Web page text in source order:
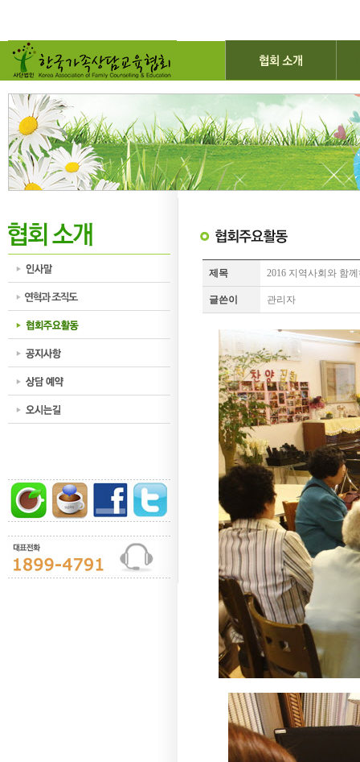
제목 2016 지역사회와 함
글쓴이 관리자